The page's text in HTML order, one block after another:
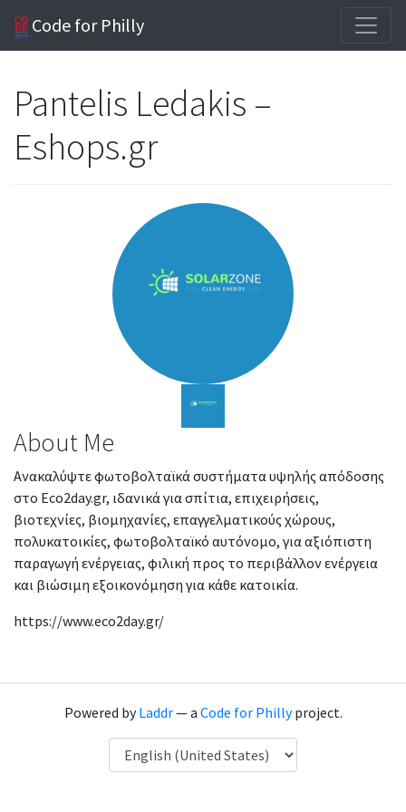
Code for Philly
Pantelis Ledakis –
Eshops.gr
About Me
Ανακαλύψτε φωτοβολταϊκά συστήματα υψηλής απόδοσης
στο Eco2day.gr, ιδανικά για σπίτια, επιχειρήσεις,
βιοτεχνίες, βιομηχανίες, επαγγελματικούς χώρους,
πολυκατοικίες, φωτοβολταϊκό αυτόνομο, για αξιόπιστη
παραγωγή ενέργειας, φιλική προς το περιβάλλον ενέργεια
και βιώσιμη εξοικονόμηση για κάθε κατοικία.
https://www.eco2day.gr/
Powered byLaddr— a Code for Phillyproject.
Language